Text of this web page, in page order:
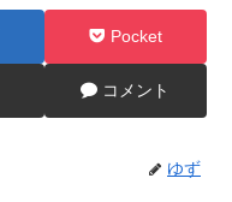
Pocket
コメント
ゆず